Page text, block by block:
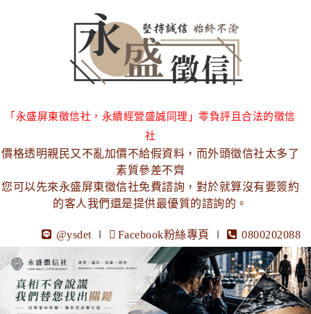
「永盛屏東徵信社，永續經營盛誠同理」零負評且合法的徵信
社
價格透明親民又不亂加價不給假資料，而外頭徵信社太多了
素質參差不齊
您可以先來永盛屏東徵信社免費諮詢，對於就算沒有要簽約
的客人我們還是提供最優質的諮詢的。
@ysdet ∣ Facebook粉絲專頁 ∣ 0800202088